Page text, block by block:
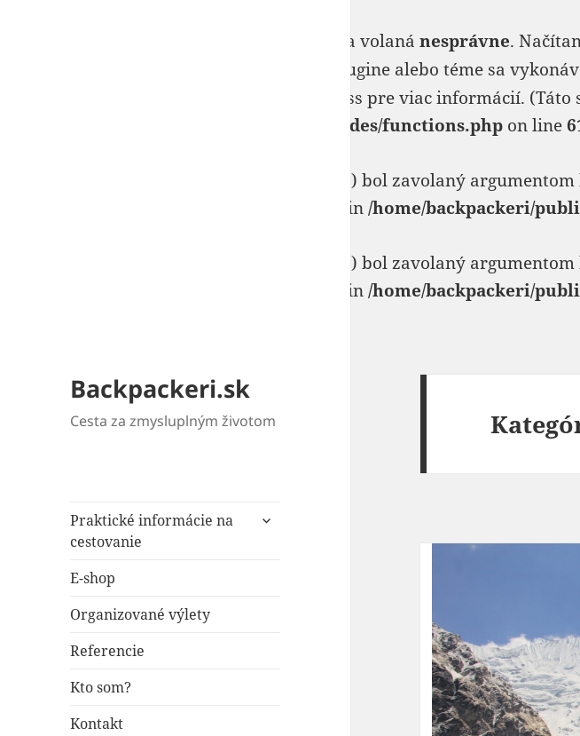
: _load_textdomain_just_in_time bola volaná nesprávne.
zvyčajne indikátor toho, že nejaký kód v plugine alebo téme sa
Debugovanie vo WordPress pre viac informácií. (Táto
/home/backpackeri/public_html/wp-includes/functions.php on line
: WP_Dependencies->add_data() bol zavolaný
ignorujú všetky podporované prehliadače. in/home/backpackeri/
: WP_Dependencies->add_data() bol zavolaný
ignorujú všetky podporované prehliadače. in/home/backpackeri/
Backpackeri.sk
Cesta za zmysluplným životom
Praktické informácie na
cestovanie
rozbaliť
E-shop
Organizované výlety
Referencie
Kto som?
Kontakt